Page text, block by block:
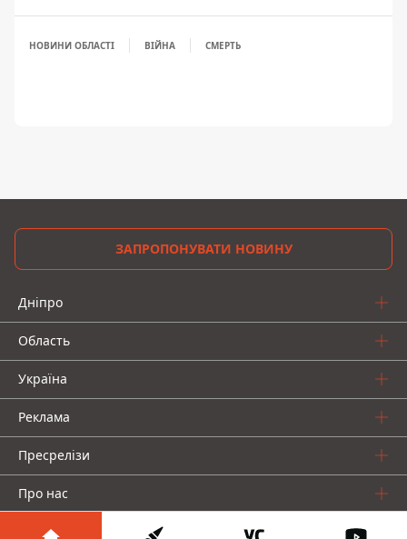
НОВИНИ ОБЛАСТІ ВІЙНА СМЕРТЬ
ЗАПРОПОНУВАТИ НОВИНУ
Дніпро
Область
Україна
Реклама
Пресрелізи
Про нас